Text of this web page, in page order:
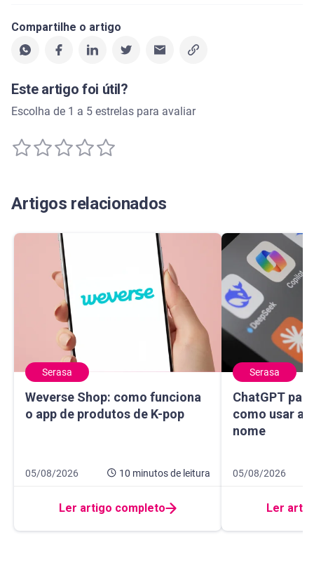
Compartilhe o artigo
Este artigo foi útil?
Escolha de 1 a 5 estrelas para avaliar
Artigos relacionados
Serasa
Weverse Shop: como funciona
o app de produtos de K-pop
Weverse Shop: como funciona o app de produtos de K-pop
Data de publicação 5 de agosto de 2026
05/08/2026 10 minutosde leitura
10 minutos de leitura
Ler artigo completo
Serasa
ChatGPT
como usar a
nome
ChatGPT para
Data de
05/08/2026
14 minutos de
Ler